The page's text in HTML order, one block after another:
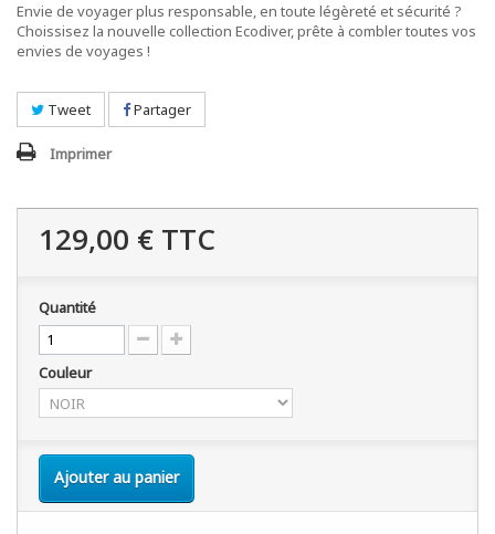
Envie de voyager plus responsable, en toute légèreté et sécurité ?
Choissisez la nouvelle collection Ecodiver, prête à combler toutes vos
envies de voyages !
Tweet Partager
Imprimer
129,00 € TTC
Quantité
Couleur
Ajouter au panier